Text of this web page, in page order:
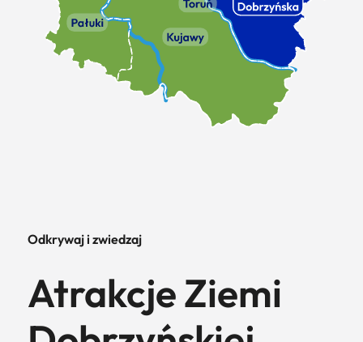
Odkrywaj i zwiedzaj
Atrakcje Ziemi